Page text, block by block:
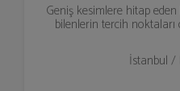
Geniş kesimlere hitap
bilenlerin tercih
İstanbul /